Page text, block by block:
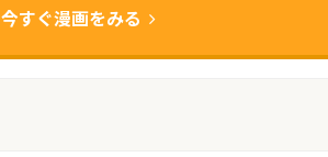
今すぐ漫画をみる